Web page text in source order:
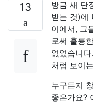
13
방금 새 단
받는 것)에
이에서, 그
로써 훌륭
없었습니
처럼 보이
누구든지
좋은가요?